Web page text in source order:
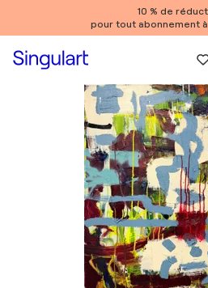
10 % de
pour tout abonnement